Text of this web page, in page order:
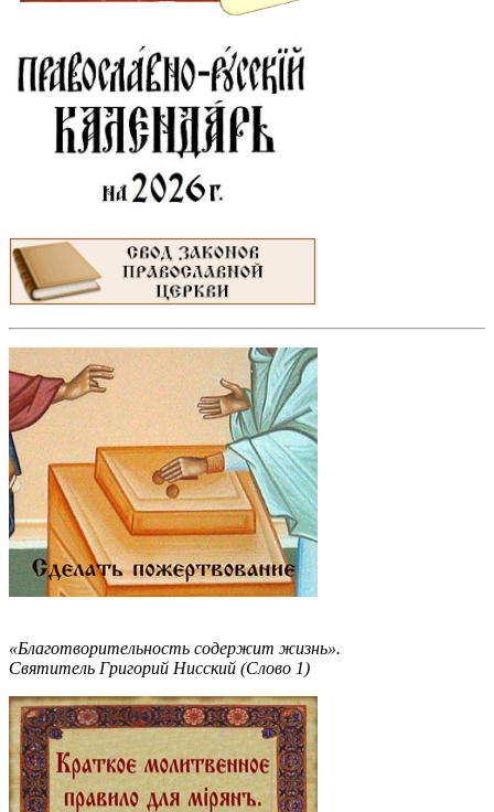
«Благотворительность содержит жизнь».
Святитель Григорий Нисский (Слово 1)